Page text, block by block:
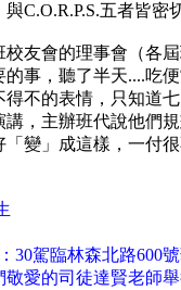
與C.O.R.P.S.五者皆密
友會的理事會（各
的事，聽了半天....吃
不的表情，只知道
，主辦班代說他們
變」成這樣，一付
30駕臨林森北路600
愛的司徒達賢老師